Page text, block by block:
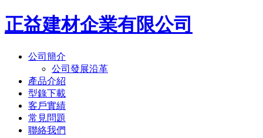
正益建材企業有限公司
公司簡介
公司發展沿革
產品介紹
型錄下載
客戶實績
常見問題
聯絡我們